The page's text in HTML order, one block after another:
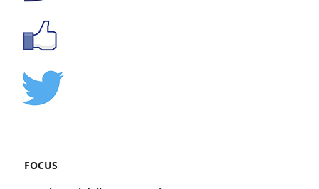
FOCUS